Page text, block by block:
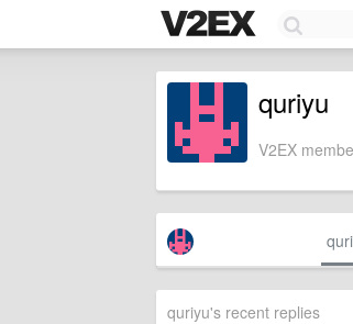
quriyu
V2EX
quriyu's recent replies